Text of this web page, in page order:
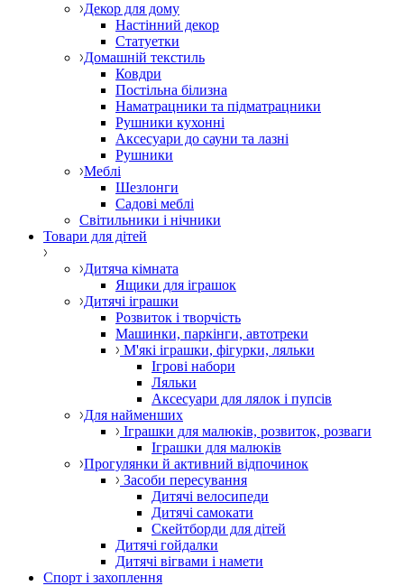
Декор для дому
Настінний декор
Статуетки
Домашній текстиль
Ковдри
Постільна білизна
Наматрацники та підматрацники
Рушники кухонні
Аксесуари до сауни та лазні
Рушники
Меблі
Шезлонги
Садові меблі
Світильники і нічники
Товари для дітей
Дитяча кімната
Ящики для іграшок
Дитячі іграшки
Розвиток і творчість
Машинки, паркінги, автотреки
М'які іграшки, фігурки, ляльки
Ігрові набори
Ляльки
Аксесуари для лялок і пупсів
Для найменших
Іграшки для малюків, розвиток, розваги
Іграшки для малюків
Прогулянки й активний відпочинок
Засоби пересування
Дитячі велосипеди
Дитячі самокати
Скейтборди для дітей
Дитячі гойдалки
Дитячі вігвами і намети
Спорт і захоплення